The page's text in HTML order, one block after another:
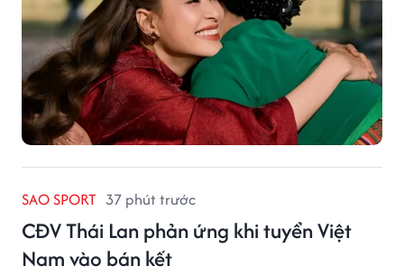
SAO SPORT 37 phút trước
CĐV Thái Lan phản ứng khi tuyển Việt
Nam vào bán kết